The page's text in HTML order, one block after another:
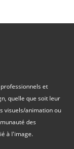
et
quelle que soit leur
visuels/animation ou
des
à l'image.